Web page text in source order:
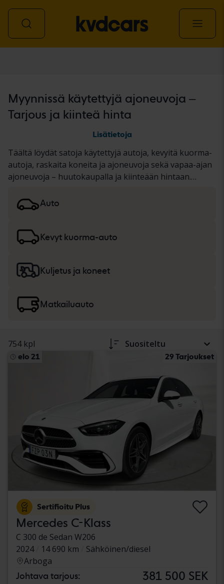
Myynnissä käytettyjä ajoneuvoja –
Tarjous ja kiinteä hinta
Lisätietoja
Täältä löydät satoja käytettyjä autoja, kevyitä kuorma-
autoja, raskaita koneita ja ajoneuvoja sekä vapaa-ajan
ajoneuvoja – huutokaupalla ja kiinteään hintaan.
testi tai se on dokumentoitu standardoidun
protokollan perusteella. Esittelemme tulokset
kuorma-autojensekäraskaiden koneiden, kuorma-
Auto
Kevyt kuorma-auto
Kuljetus ja koneet
Matkailuauto
754 kpl Suositeltu
elo 21 29 Tarjoukset
Sertifioitu Plus
Mercedes C-Klass
C 300 de Sedan W206
2024
14 690 km
Sähköinen/diesel
Arboga
Johtava tarjous: 381 500 SEK